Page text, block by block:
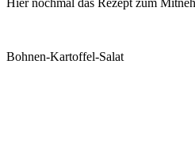
Bohnen-Kartoffel-Salat